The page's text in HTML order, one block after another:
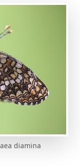
diamina